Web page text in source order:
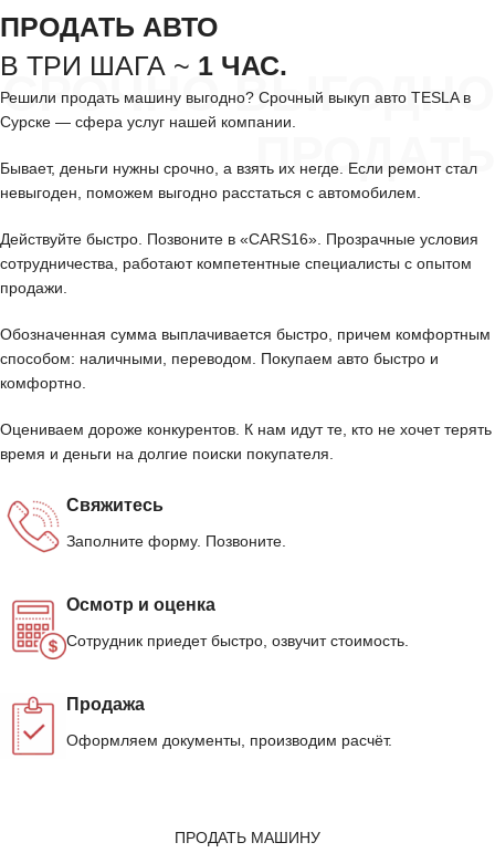
СРОЧНО ВЫГОДНО
ПРОДАТЬ
ПРОДАТЬ АВТО
В ТРИ ШАГА ~ 1 ЧАС.
Решили продать машину выгодно? Срочный выкуп авто TESLA в
Сурске — сфера услуг нашей компании.
Бывает, деньги нужны срочно, а взять их негде. Если ремонт стал
невыгоден, поможем выгодно расстаться с автомобилем.
Действуйте быстро. Позвоните в «CARS16». Прозрачные условия
сотрудничества, работают компетентные специалисты с опытом
продажи.
Обозначенная сумма выплачивается быстро, причем комфортным
способом: наличными, переводом. Покупаем авто быстро и
комфортно.
Оцениваем дороже конкурентов. К нам идут те, кто не хочет терять
время и деньги на долгие поиски покупателя.
Свяжитесь
Заполните форму. Позвоните.
Осмотр и оценка
Сотрудник приедет быстро, озвучит стоимость.
Продажа
Оформляем документы, производим расчёт.
ПРОДАТЬ МАШИНУ